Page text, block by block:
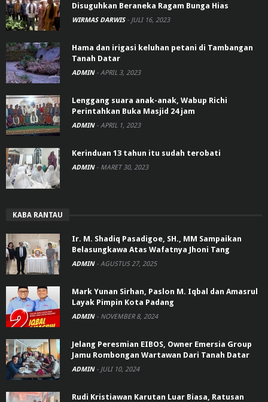
Disuguhkan Beraneka Ragam Bunga Hias
WIRMAS DARWIS - JULI 16, 2023
Hama dan irigasi keluhan petani di Tambangan
Tanah Datar
ADMIN - APRIL 3, 2023
Lenggang suara anak-anak, Wabup Richi
Perintahkan Buka Masjid 24 jam
ADMIN - APRIL 1, 2023
Kerinduan 13 tahun itu sudah terobati
ADMIN - MARET 30, 2023
KABA RANTAU
Ir. M. Shadiq Pasadigoe, SH., MM Sampaikan
Belasungkawa Atas Wafatnya Jhoni Tang
ADMIN - AGUSTUS 27, 2025
Mark Yunan Sirhan, Paslon M. Iqbal dan Amasrul
Layak Pimpin Kota Padang
ADMIN - NOVEMBER 8, 2024
Jelang Peresmian EIBOS, Owner Emersia Group
Jamu Rombongan Wartawan Dari Tanah Datar
ADMIN - JULI 10, 2024
Rudi Kristiawan Karutan Luar Biasa, Ratusan